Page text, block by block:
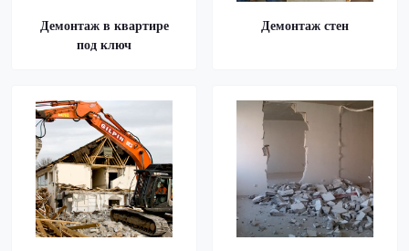
Демонтаж в квартире
под ключ
Демонтаж стен